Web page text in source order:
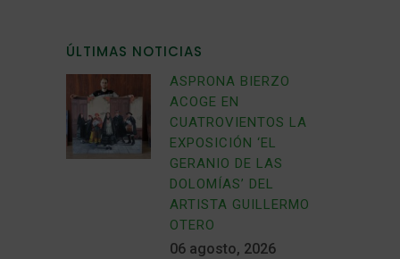
ÚLTIMAS NOTICIAS
ASPRONA BIERZO
ACOGE EN
CUATROVIENTOS LA
EXPOSICIÓN ‘EL
GERANIO DE LAS
DOLOMÍAS’ DEL
ARTISTA GUILLERMO
OTERO
06 agosto, 2026